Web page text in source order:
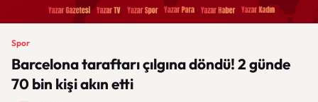
Spor
Barcelona taraftarı çılgına döndü! 2 günde
70 bin kişi akın etti